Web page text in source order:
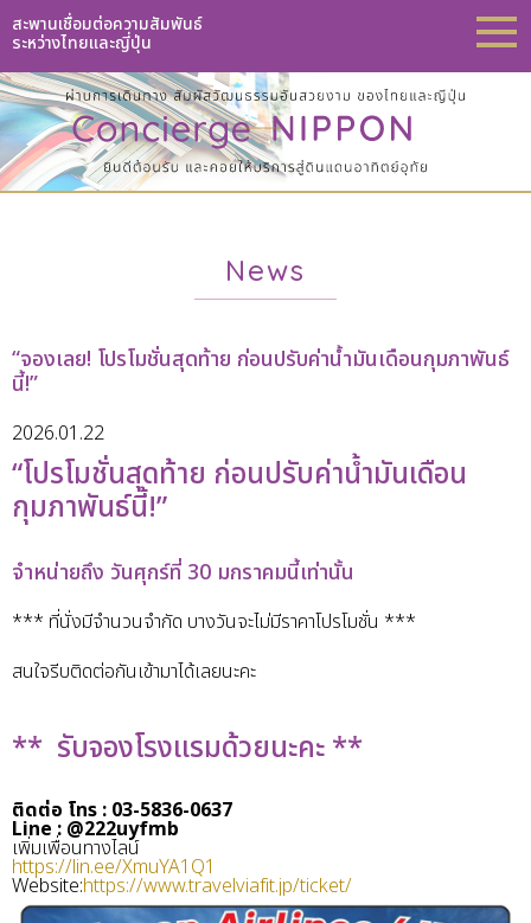
สะพานเชื่อมต่อความสัมพันธ์
ระหว่างไทยและญี่ปุ่น
News
“จองเลย! โปรโมชั่นสุดท้าย ก่อนปรับค่าน้ำมันเดือนกุมภาพันธ์
นี้!”
2026.01.22
“โปรโมชั่นสุดท้าย ก่อนปรับค่าน้ำมันเดือน
กุมภาพันธ์นี้!”
จำหน่ายถึง วันศุกร์ที่ 30 มกราคมนี้เท่านั้น
*** ที่นั่งมีจำนวนจำกัด บางวันจะไม่มีราคาโปรโมชั่น ***
สนใจรีบติดต่อกันเข้ามาได้เลยนะคะ
** รับจองโรงแรมด้วยนะคะ **
ติดต่อ โทร : 03-5836-0637
Line : @222uyfmb
เพิ่มเพื่อนทางไลน์
https://lin.ee/XmuYA1Q1
Website:https://www.travelviafit.jp/ticket/